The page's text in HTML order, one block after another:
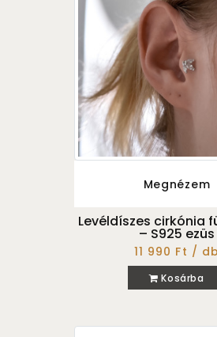
Megnézem
Levéldíszes cirkónia
– S925 ezüs
11 990 Ft / db
Kosárba